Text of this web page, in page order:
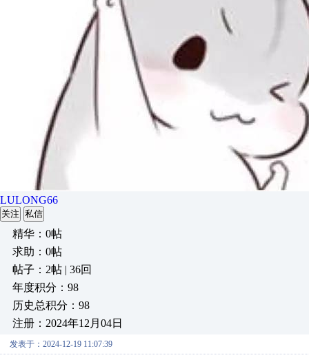
LULONG66
关注 私信
精华：0帖
求助：0帖
帖子：2帖 | 36回
年度积分：98
历史总积分：98
注册：2024年12月04日
发表于：2024-12-19 11:07:39